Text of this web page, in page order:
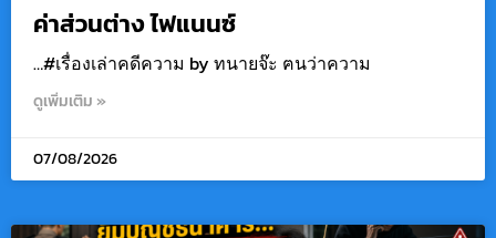
ค่าส่วนต่าง ไฟแนนซ์
…#เรื่องเล่าคดีความ by ทนายจ๊ะ ฅนว่าความ
ดูเพิ่มเติม »
07/08/2026